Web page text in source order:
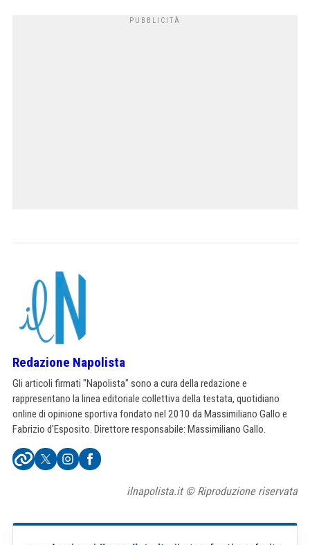
Redazione Napolista
Gli articoli firmati "Napolista" sono a cura della redazione e
rappresentano la linea editoriale collettiva della testata, quotidiano
online di opinione sportiva fondato nel 2010 da Massimiliano Gallo e
Fabrizio d'Esposito. Direttore responsabile: Massimiliano Gallo.
ilnapolista.it © Riproduzione riservata